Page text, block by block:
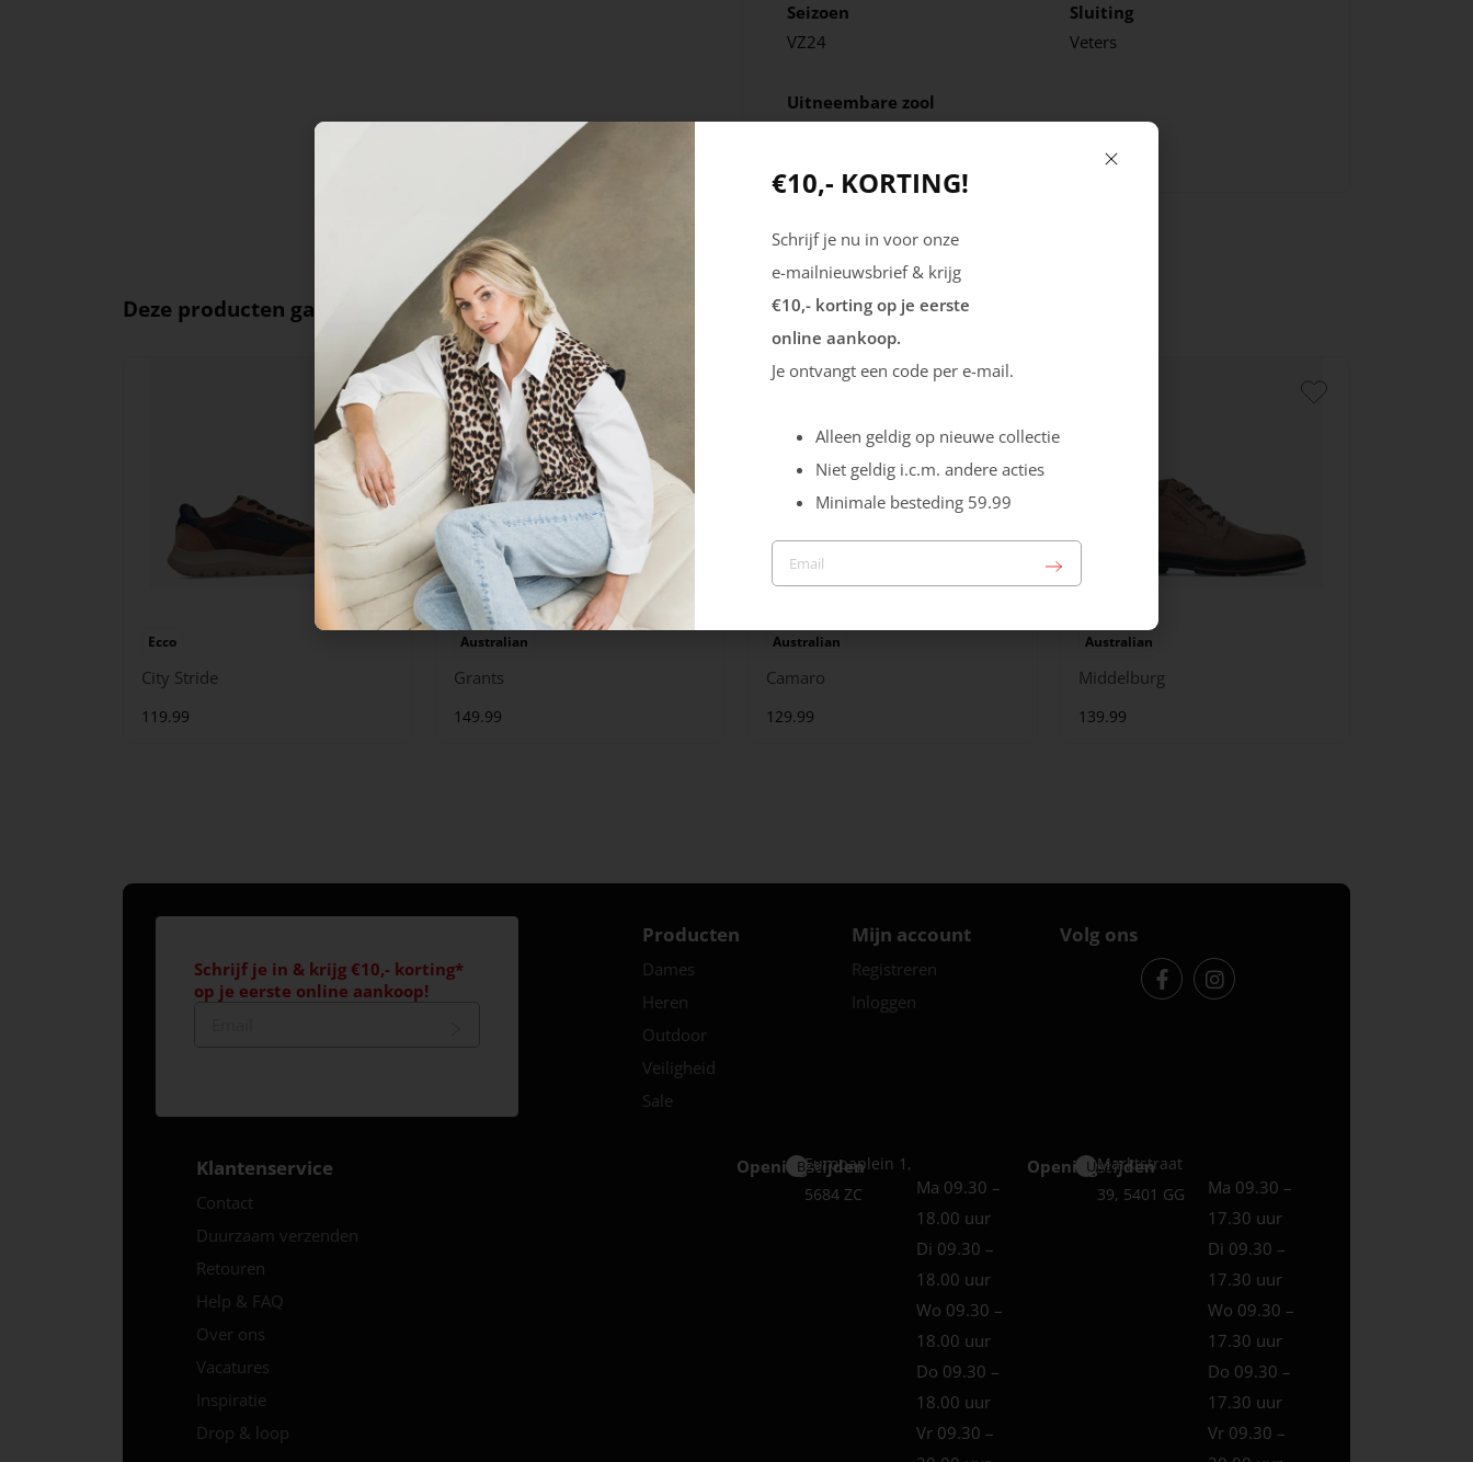
Seizoen
VZ24
Sluiting
Veters
Uitneembare zool
Deze producten ga je leuk vinden
Ecco
City Stride
119.99
Australian
Grants
149.99
Australian
Camaro
129.99
Australian
Middelburg
139.99
Schrijf je in & krijg €10,- korting*
op je eerste online aankoop!
Producten
Dames
Heren
Outdoor
Veiligheid
Sale
Mijn account
Registreren
Inloggen
Volg ons
Klantenservice
Contact
Duurzaam verzenden
Retouren
Help & FAQ
Over ons
Vacatures
Inspiratie
Drop & loop
Openingstijden
Best
Europaplein 1,
5684 ZC
Ma 09.30 –
18.00 uur
Di 09.30 –
18.00 uur
Wo 09.30 –
18.00 uur
Do 09.30 –
18.00 uur
Vr 09.30 –
Openingstijden
Uden
Marktstraat
39, 5401 GG
Ma 09.30 –
17.30 uur
Di 09.30 –
17.30 uur
Wo 09.30 –
17.30 uur
Do 09.30 –
17.30 uur
Vr 09.30 –
€10,- KORTING!
Schrijf je nu in voor onze
e-mailnieuwsbrief & krijg
€10,- korting op je eerste
online aankoop.
Je ontvangt een code per e-mail.
Alleen geldig op nieuwe collectie
Niet geldig i.c.m. andere acties
Minimale besteding 59.99